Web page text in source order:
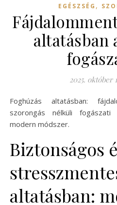
EGÉSZSÉG ,
altatásban
2025. október
Foghúzás altatásban: fájdalommentes megoldás a
szorongás nélküli fogászati
modern módszer.
Biztonságos
altatásban: